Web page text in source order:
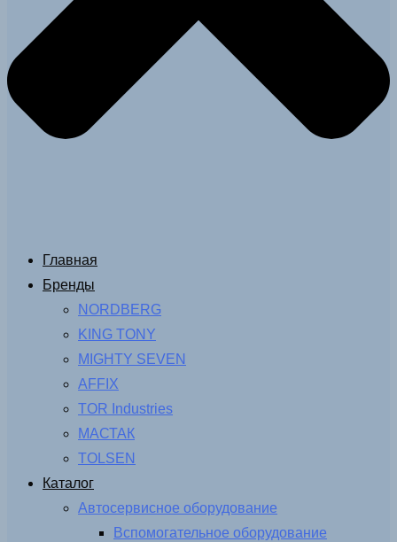
Главная
Бренды
NORDBERG
KING TONY
MIGHTY SEVEN
AFFIX
TOR Industries
МАСТАК
TOLSEN
Каталог
Автосервисное оборудование
Вспомогательное оборудование